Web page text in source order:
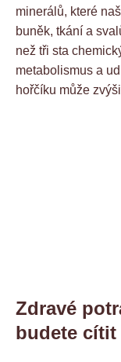
minerálů, které
buněk, tkání a
než tři sta
metabolismus a
hořčíku může
Zdravé
budete cítit